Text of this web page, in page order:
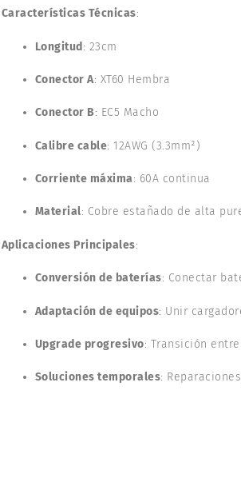
Características Técnicas:
Longitud : 23cm
Conector A: XT60 Hembra
Conector B: EC5 Macho
Calibre cable: 12AWG (3.3mm²)
Corriente máxima: 60A continua
Material: Cobre estañado de alta
Aplicaciones Principales:
Conversión de baterías: Conectar
Adaptación de equipos: Unir
Upgrade progresivo: Transición
Soluciones temporales: